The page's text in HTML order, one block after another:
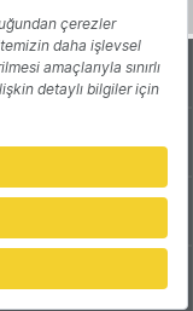
Yazarlar
Reklam